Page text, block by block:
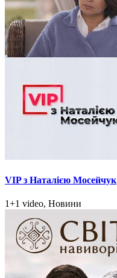
VIP з Наталією Мосейчук
1+1 video, Новини